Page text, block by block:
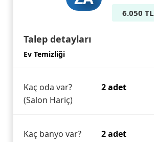
6.050 TL
Talep detayları
Ev Temizliği
Kaç oda var?
(Salon Hariç)
2 adet
Kaç banyo var? 2 adet